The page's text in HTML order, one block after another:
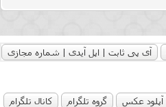
آی پی ثابت | اپل آیدی | شماره مجازی
آپلود عکس گروه تلگرام کانال تلگرام